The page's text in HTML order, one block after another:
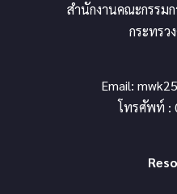
สำนักงานคณะกรรม
กระทรว
Email:
โทรศัพท์ :